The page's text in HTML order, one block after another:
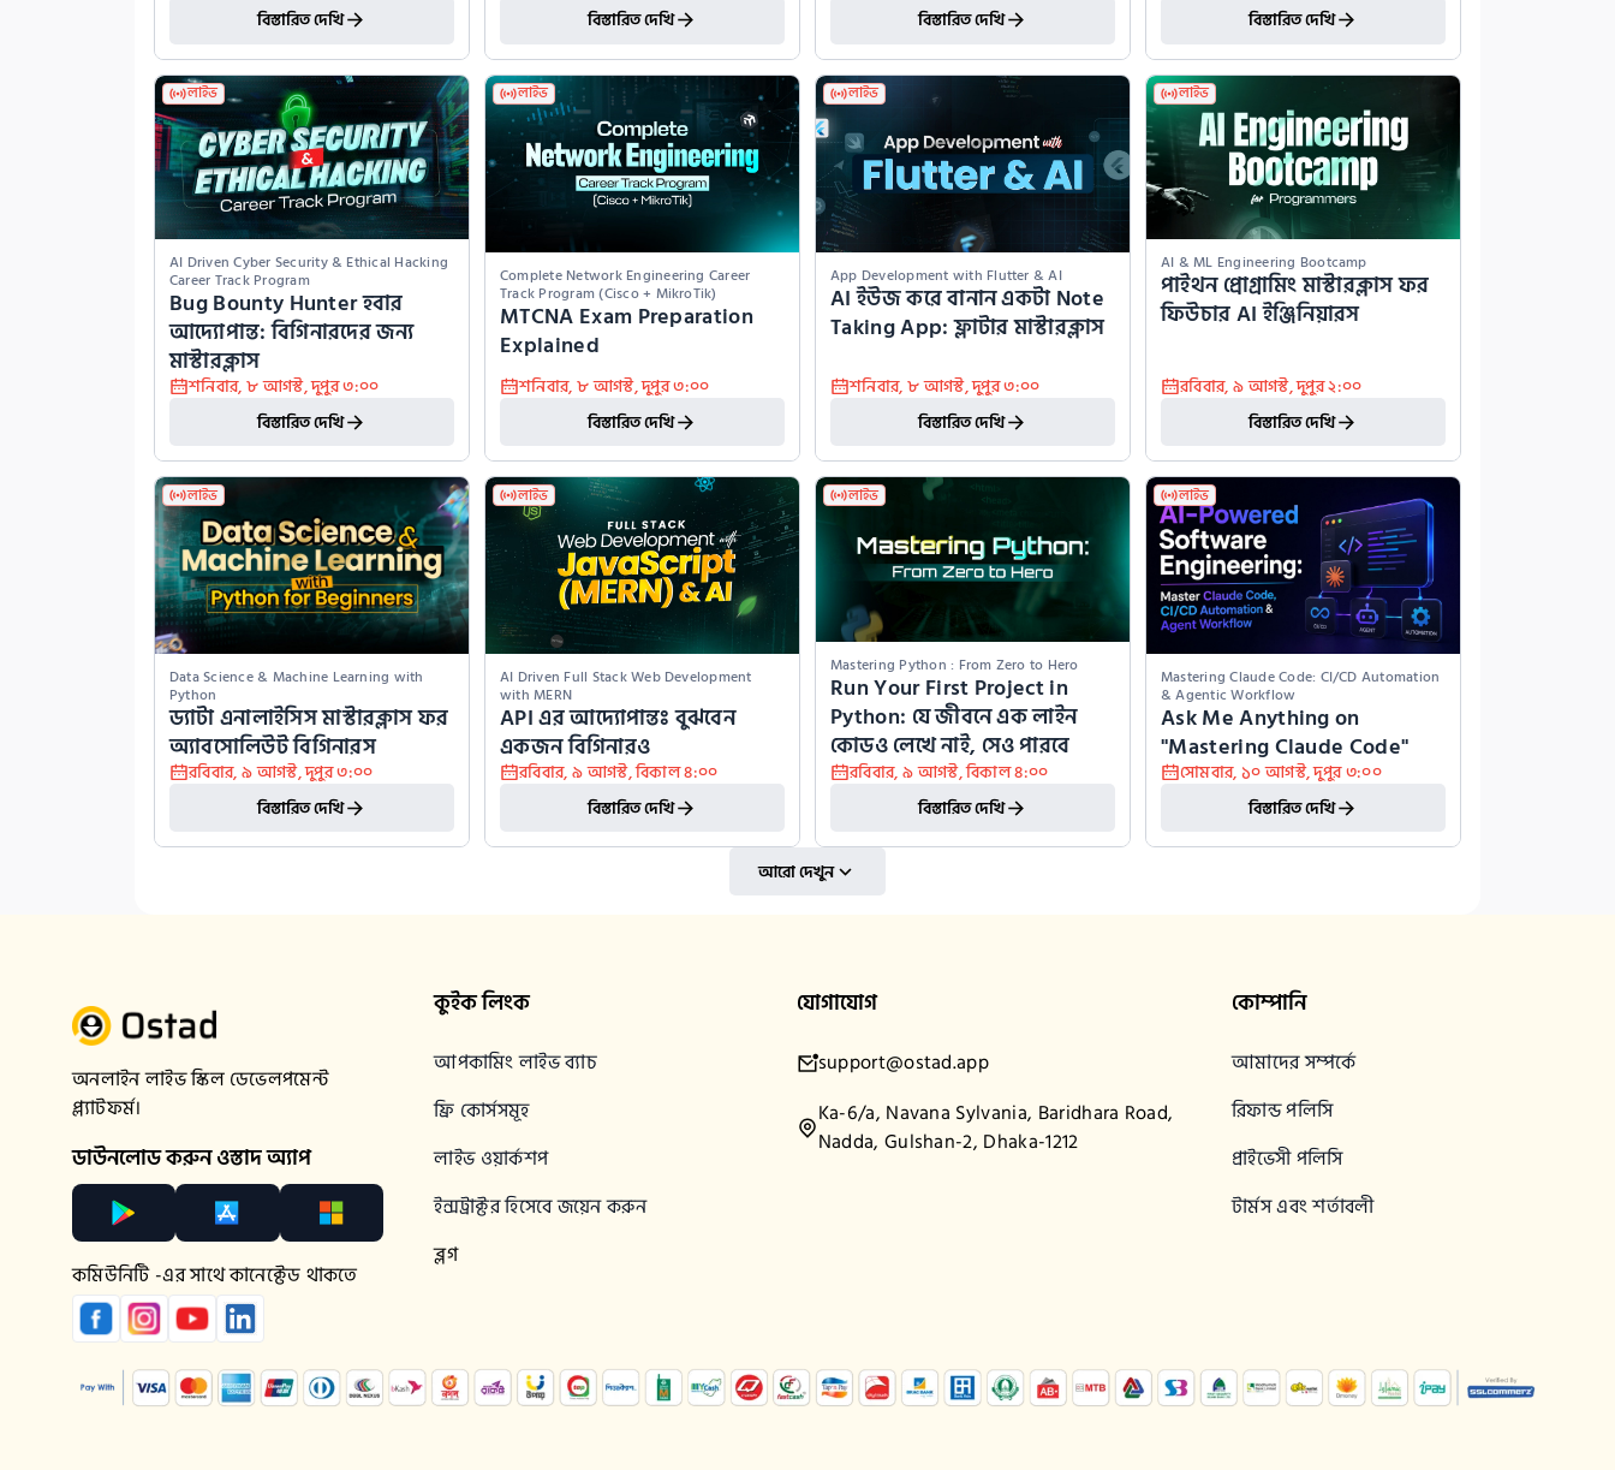
বিস্তারিত দেখি
বিস্তারিত দেখি
বিস্তারিত দেখি
বিস্তারিত দেখি
লাইভ
AI Driven Cyber Security & Ethical Hacking
Career Track Program
Bug Bounty Hunter হবার
আদ্যোপান্ত: বিগিনারদের জন্য
মাস্টারক্লাস
শনিবার,৮ আগস্ট,দুপুর ৩:০০
বিস্তারিত দেখি
লাইভ
Complete Network Engineering Career
Track Program (Cisco + MikroTik)
MTCNA Exam Preparation
Explained
শনিবার,৮ আগস্ট,দুপুর ৩:০০
বিস্তারিত দেখি
লাইভ
App Development with Flutter & AI
AI ইউজ করে বানান একটা Note
Taking App: ফ্লাটার মাস্টারক্লাস
শনিবার,৮ আগস্ট,দুপুর ৩:০০
বিস্তারিত দেখি
লাইভ
AI & ML Engineering Bootcamp
পাইথন প্রোগ্রামিং মাস্টারক্লাস ফর
ফিউচার AI ইঞ্জিনিয়ারস
রবিবার,৯ আগস্ট,দুপুর ২:০০
বিস্তারিত দেখি
লাইভ
Data Science & Machine Learning with
Python
ড্যাটা এনালাইসিস মাস্টারক্লাস ফর
অ্যাবসোলিউট বিগিনারস
রবিবার,৯ আগস্ট,দুপুর ৩:০০
বিস্তারিত দেখি
লাইভ
AI Driven Full Stack Web Development
with MERN
API এর আদ্যোপান্তঃ বুঝবেন
একজন বিগিনারও
রবিবার,৯ আগস্ট,বিকাল ৪:০০
বিস্তারিত দেখি
লাইভ
Mastering Python : From Zero to Hero
Run Your First Project in
Python: যে জীবনে এক লাইন
কোডও লেখে নাই, সেও পারবে
রবিবার,৯ আগস্ট,বিকাল ৪:০০
বিস্তারিত দেখি
লাইভ
Mastering Claude Code: CI/CD Automation
& Agentic Workflow
Ask Me Anything on
"Mastering Claude Code"
সোমবার,১০ আগস্ট,দুপুর ৩:০০
বিস্তারিত দেখি
আরো দেখুন
অনলাইন লাইভ স্কিল ডেভেলপমেন্ট
প্ল্যাটফর্ম।
ডাউনলোড করুন ওস্তাদ অ্যাপ
কমিউনিটি -এর সাথে কানেক্টেড থাকতে
কুইক লিংক
আপকামিং লাইভ ব্যাচ
ফ্রি কোর্সসমূহ
লাইভ ওয়ার্কশপ
ইন্সট্রাক্টর হিসেবে জয়েন করুন
ব্লগ
যোগাযোগ
support@ostad.app
Ka-6/a, Navana Sylvania, Baridhara Road,
Nadda, Gulshan-2, Dhaka-1212
কোম্পানি
আমাদের সম্পর্কে
রিফান্ড পলিসি
প্রাইভেসী পলিসি
টার্মস এবং শর্তাবলী